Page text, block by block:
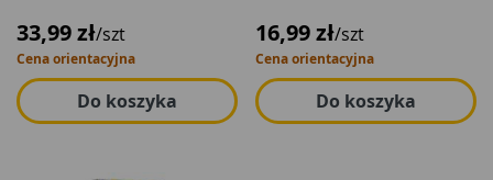
33,99 zł/szt
Cena orientacyjna
Do koszyka
16,99 zł/szt
Cena orientacyjna
Do koszyka